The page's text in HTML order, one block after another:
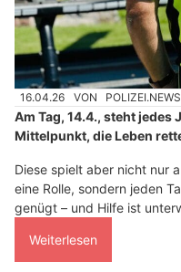
16.04.26 VON
Am Tag, 14.4., steht jedes
Mittelpunkt, die Leben
Diese spielt aber nicht nur
eine Rolle, sondern jeden
genügt – und Hilfe ist
Weiterlesen